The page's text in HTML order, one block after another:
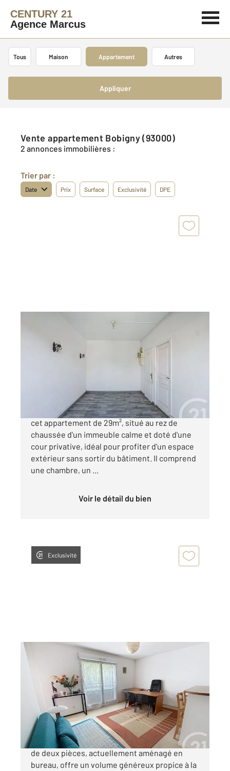
CENTURY 21
Agence Marcus
Tous Maison Appartement Autres
Appliquer
Vente appartement Bobigny (93000)
2 annonces immobilières :
Trier par :
Date Prix Surface Exclusivité DPE
Ref : 16559
Appartement F2 à vendre
BOBIGNY PIERRE SEMMARD ! Venez découvrir
cet appartement de 29m², situé au rez de
chaussée d'un immeuble calme et doté d'une
cour privative, idéal pour profiter d'un espace
extérieur sans sortir du bâtiment. Il comprend
une chambre, un ...
Voir le détail du bien
Exclusivité
, 2 pièces
Ref : 19315
Appartement F2 à vendre
179 000 €
Nichée au cœur de Bobigny, cet appartement
de deux pièces, actuellement aménagé en
bureau, offre un volume généreux propice à la